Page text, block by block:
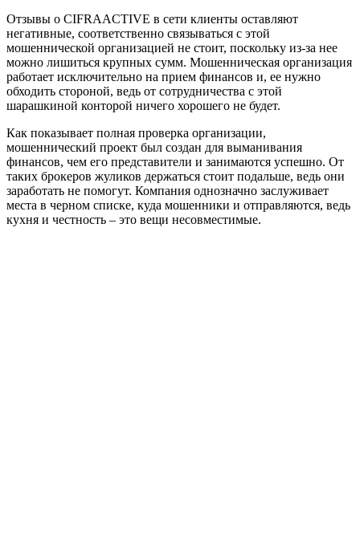
Отзывы о CIFRAACTIVE в сети клиенты оставляют
негативные, соответственно связываться с этой
мошеннической организацией не стоит, поскольку из-за нее
можно лишиться крупных сумм. Мошенническая организация
работает исключительно на прием финансов и, ее нужно
обходить стороной, ведь от сотрудничества с этой
шарашкиной конторой ничего хорошего не будет.
Как показывает полная проверка организации,
мошеннический проект был создан для выманивания
финансов, чем его представители и занимаются успешно. От
таких брокеров жуликов держаться стоит подальше, ведь они
заработать не помогут. Компания однозначно заслуживает
места в черном списке, куда мошенники и отправляются, ведь
кухня и честность – это вещи несовместимые.